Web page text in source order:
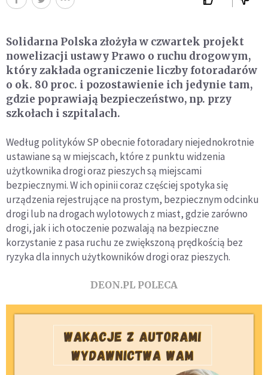
Solidarna Polska złożyła w czwartek projekt
nowelizacji ustawy Prawo o ruchu drogowym,
który zakłada ograniczenie liczby fotoradarów
o ok. 80 proc. i pozostawienie ich jedynie tam,
gdzie poprawiają bezpieczeństwo, np. przy
szkołach i szpitalach.
Według polityków SP obecnie fotoradary niejednokrotnie
ustawiane są w miejscach, które z punktu widzenia
użytkownika drogi oraz pieszych są miejscami
bezpiecznymi. W ich opinii coraz częściej spotyka się
urządzenia rejestrujące na prostym, bezpiecznym odcinku
drogi lub na drogach wylotowych z miast, gdzie zarówno
drogi, jak i ich otoczenie pozwalają na bezpieczne
korzystanie z pasa ruchu ze zwiększoną prędkością bez
ryzyka dla innych użytkowników drogi oraz pieszych.
DEON.PL POLECA